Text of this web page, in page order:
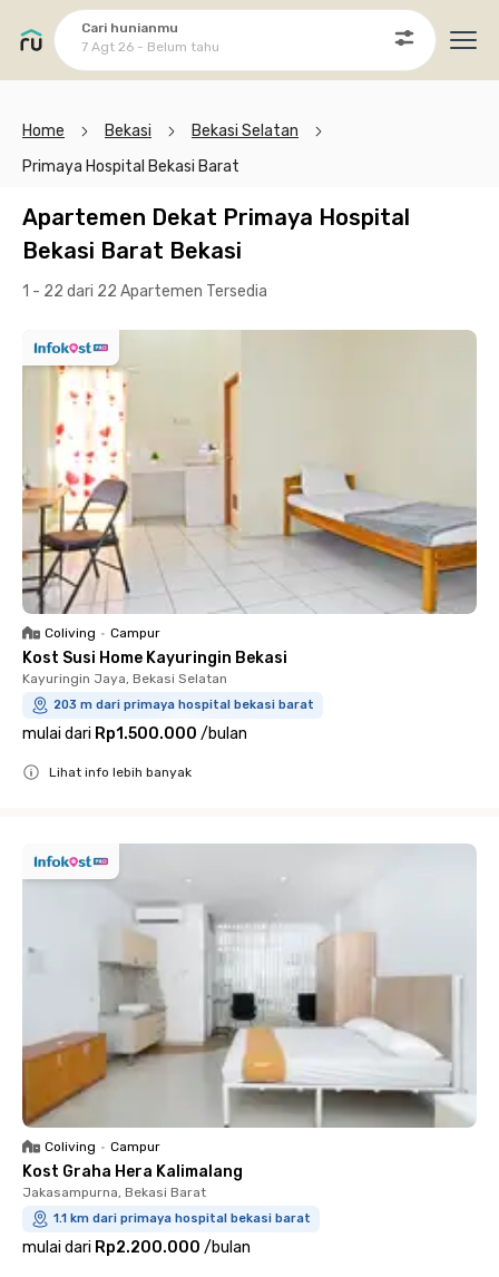
Cari hunianmu
7 Agt 26 - Belum tahu
Home Bekasi
Bekasi Selatan
Primaya Hospital Bekasi Barat
Apartemen Dekat Primaya Hospital
Bekasi Barat Bekasi
1 - 22 dari 22 Apartemen Tersedia
Coliving • Campur
Kost Susi Home Kayuringin Bekasi
Kayuringin Jaya, Bekasi Selatan
203 m dari primaya hospital bekasi barat
mulai dari Rp1.500.000 /bulan
Lihat info lebih banyak
Coliving • Campur
Kost Graha Hera Kalimalang
Jakasampurna, Bekasi Barat
1.1 km dari primaya hospital bekasi barat
mulai dari Rp2.200.000 /bulan